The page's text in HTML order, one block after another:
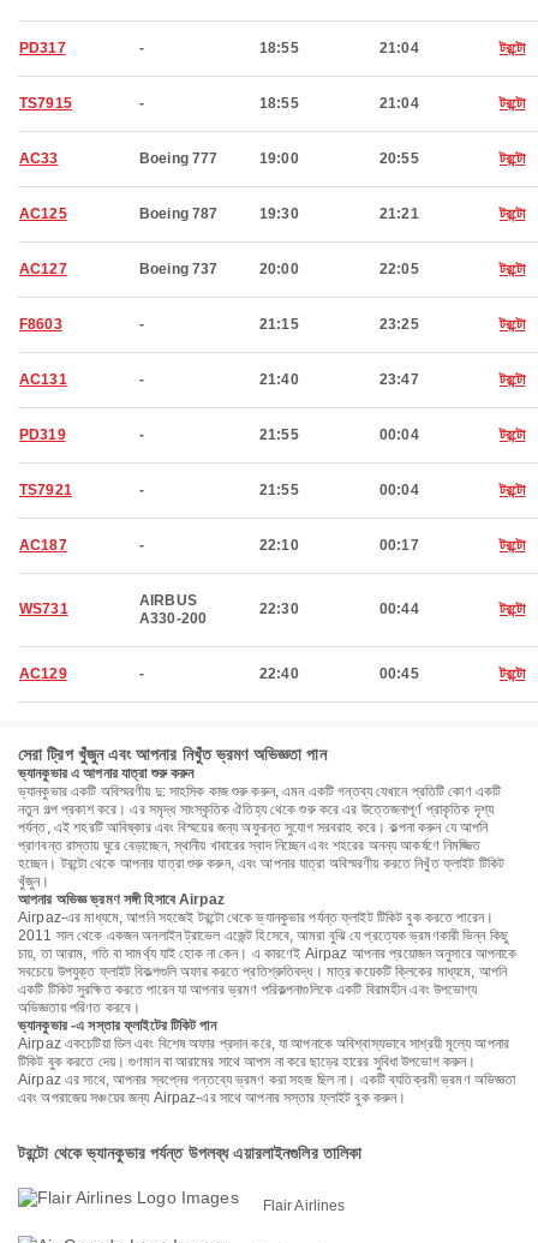
PD317 - 18:55 21:04 টরন্টো
TS7915 - 18:55 21:04 টরন্টো
AC33 Boeing 777 19:00 20:55 টরন্টো
AC125 Boeing 787 19:30 21:21 টরন্টো
AC127 Boeing 737 20:00 22:05 টরন্টো
F8603 - 21:15 23:25 টরন্টো
AC131 - 21:40 23:47 টরন্টো
PD319 - 21:55 00:04 টরন্টো
TS7921 - 21:55 00:04 টরন্টো
AC187 - 22:10 00:17 টরন্টো
WS731
AIRBUS
A330-200
22:30 00:44 টরন্টো
AC129 - 22:40 00:45 টরন্টো
সেরা ট্রিপ খুঁজুন এবং আপনার নিখুঁত ভ্রমণ অভিজ্ঞতা পান
ভ্যানকুভার এ আপনার যাত্রা শুরু করুন
ভ্যানকুভার একটি অবিস্মরণীয় দু: সাহসিক কাজ শুরু করুন, এমন একটি গন্তব্য যেখানে প্রতিটি কোণ একটি
নতুন গল্প প্রকাশ করে। এর সমৃদ্ধ সাংস্কৃতিক ঐতিহ্য থেকে শুরু করে এর উত্তেজনাপূর্ণ প্রাকৃতিক দৃশ্য
পর্যন্ত, এই শহরটি আবিষ্কার এবং বিস্ময়ের জন্য অফুরন্ত সুযোগ সরবরাহ করে। কল্পনা করুন যে আপনি
প্রাণবন্ত রাস্তায় ঘুরে বেড়াচ্ছেন, স্থানীয় খাবারের স্বাদ নিচ্ছেন এবং শহরের অনন্য আকর্ষণে নিমজ্জিত
হচ্ছেন। টরন্টো থেকে আপনার যাত্রা শুরু করুন, এবং আপনার যাত্রা অবিস্মরণীয় করতে নিখুঁত ফ্লাইট টিকিট
খুঁজুন।
আপনার অভিজ্ঞ ভ্রমণ সঙ্গী হিসাবে Airpaz
Airpaz-এর মাধ্যমে, আপনি সহজেই টরন্টো থেকে ভ্যানকুভার পর্যন্ত ফ্লাইট টিকিট বুক করতে পারেন।
2011 সাল থেকে একজন অনলাইন ট্রাভেল এজেন্ট হিসেবে, আমরা বুঝি যে প্রত্যেক ভ্রমণকারী ভিন্ন কিছু
চায়, তা আরাম, গতি বা সামর্থ্য যাই হোক না কেন। এ কারণেই Airpaz আপনার প্রয়োজন অনুসারে আপনাকে
সবচেয়ে উপযুক্ত ফ্লাইট বিকল্পগুলি অফার করতে প্রতিশ্রুতিবদ্ধ। মাত্র কয়েকটি ক্লিকের মাধ্যমে, আপনি
একটি টিকিট সুরক্ষিত করতে পারেন যা আপনার ভ্রমণ পরিকল্পনাগুলিকে একটি বিরামহীন এবং উপভোগ্য
অভিজ্ঞতায় পরিণত করবে।
ভ্যানকুভার -এ সস্তার ফ্লাইটের টিকিট পান
Airpaz একচেটিয়া ডিল এবং বিশেষ অফার প্রদান করে, যা আপনাকে অবিশ্বাস্যভাবে সাশ্রয়ী মূল্যে আপনার
টিকিট বুক করতে দেয়। গুণমান বা আরামের সাথে আপস না করে ছাড়ের হারের সুবিধা উপভোগ করুন।
Airpaz এর সাথে, আপনার স্বপ্নের গন্তব্যে ভ্রমণ করা সহজ ছিল না। একটি ব্যতিক্রমী ভ্রমণ অভিজ্ঞতা
এবং অপরাজেয় সঞ্চয়ের জন্য Airpaz-এর সাথে আপনার সস্তার ফ্লাইট বুক করুন।
টরন্টো থেকে ভ্যানকুভার পর্যন্ত উপলব্ধ এয়ারলাইনগুলির তালিকা
Flair Airlines